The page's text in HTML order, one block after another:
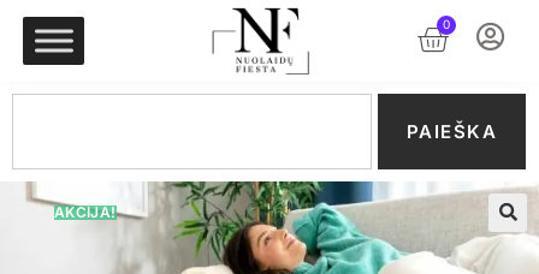
0
PAIEŠKA
AKCIJA!